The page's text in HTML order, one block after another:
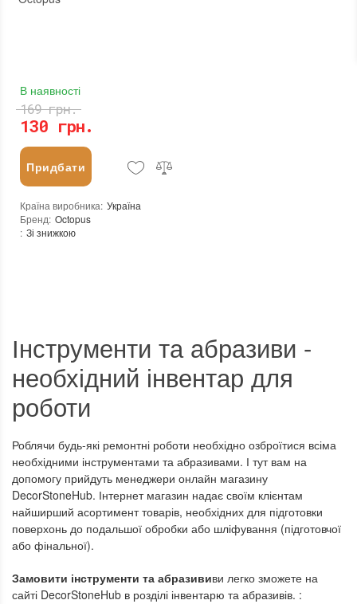
В наявності
130 грн.
169 грн.
Придбати
Країна виробника: Україна
Бренд: Octopus
: Зі знижкою
Інструменти та абразиви -
необхідний інвентар для
роботи
Роблячи будь-які ремонтні роботи необхідно озброїтися всіма
необхідними інструментами та абразивами. І тут вам на
допомогу прийдуть менеджери онлайн магазину
DecorStoneHub. Інтернет магазин надає своїм клієнтам
найширший асортимент товарів, необхідних для підготовки
поверхонь до подальшої обробки або шліфування (підготовчої
або фінальної).
Замовити інструменти та абразививи легко зможете на
сайті DecorStoneHub в розділі інвентарю та абразивів. :